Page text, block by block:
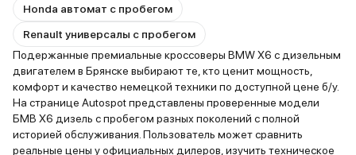
Honda автомат с пробегом
Renault универсалы с пробегом
Подержанные премиальные кроссоверы BMW X6 с дизельным
двигателем в Брянске выбирают те, кто ценит мощность,
комфорт и качество немецкой техники по доступной цене б/у.
На странице Autospot представлены проверенные модели
БМВ X6 дизель с пробегом разных поколений с полной
историей обслуживания. Пользователь может сравнить
реальные цены у официальных дилеров, изучить техническое